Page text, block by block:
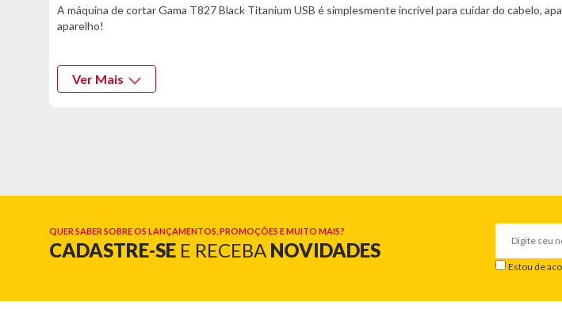
A máquina de cortar Gama T827 Black Titanium USB é simplesmente incrível para cuidar do cabelo,
aparelho!
*Características informadas pelo fabricante da marca*
- Preto
Ver Mais
QUER SABER SOBRE OS LANÇAMENTOS, PROMOÇÕES E MUITO MAIS?
CADASTRE-SE E RECEBA NOVIDADES
Estou de